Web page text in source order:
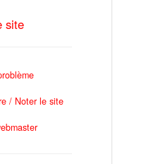
site
/ Noter le site